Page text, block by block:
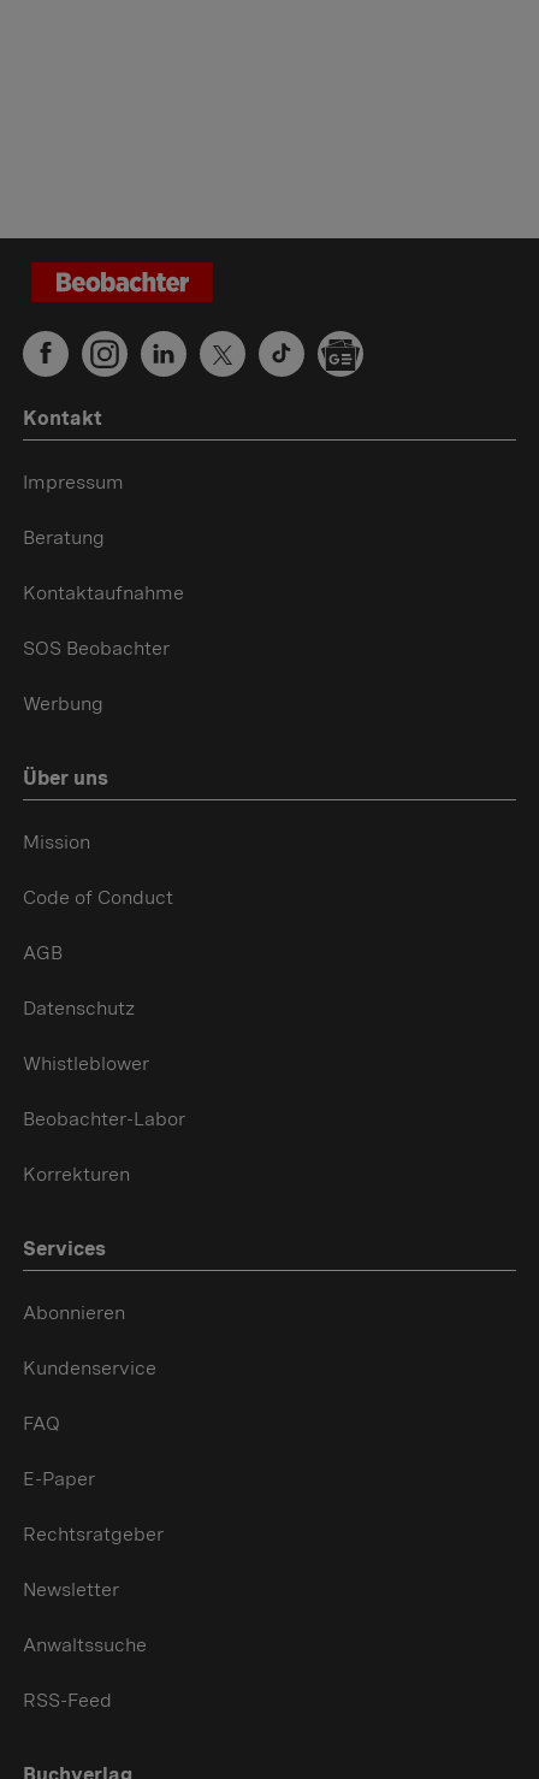
Kontakt
Impressum
Beratung
Kontaktaufnahme
SOS Beobachter
Werbung
Über uns
Mission
Code of Conduct
AGB
Datenschutz
Whistleblower
Beobachter-Labor
Korrekturen
Services
Abonnieren
Kundenservice
FAQ
E-Paper
Rechtsratgeber
Newsletter
Anwaltssuche
RSS-Feed